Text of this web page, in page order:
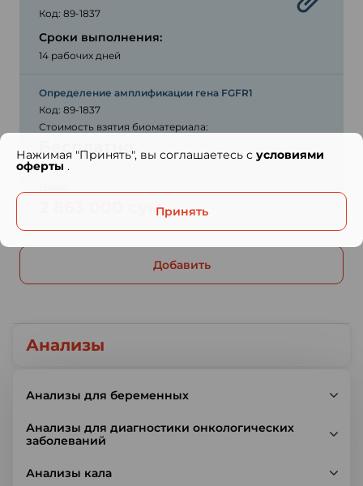
Анализы
Анализы для беременных
Анализы для диагностики онкологических
заболеваний
Анализы кала
Код: 89-1837
Сроки выполнения:
14 рабочих дней
Определение амплификации гена FGFR1
Код: 89-1837
Стоимость взятия биоматериала:
Бесплатно
2 863 000 сум
Добавить
Нажимая "Принять", вы соглашаетесь с условиями
оферты .
Принять